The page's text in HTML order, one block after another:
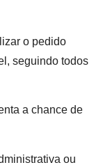
o pedido
seguindo todos
a chance de
ou